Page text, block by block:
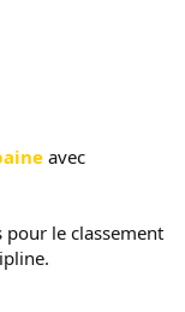
avec
le classement